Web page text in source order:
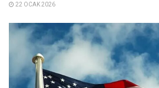
22 OCAK 2026